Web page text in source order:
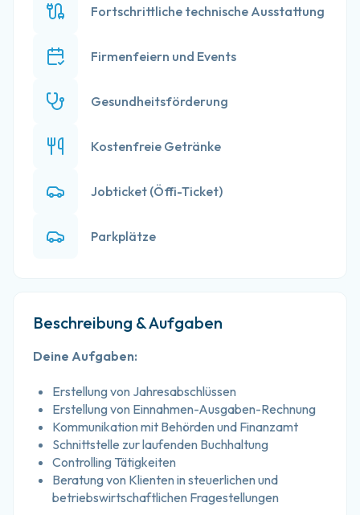
Beschreibung & Aufgaben
Deine Aufgaben:
Erstellung von Jahresabschlüssen
Erstellung von Einnahmen-Ausgaben-Rechnung
Kommunikation mit Behörden und Finanzamt
Schnittstelle zur laufenden Buchhaltung
Controlling Tätigkeiten
Beratung von Klienten in steuerlichen und
betriebswirtschaftlichen Fragestellungen
Fortschrittliche technische Ausstattung
Firmenfeiern und Events
Gesundheitsförderung
Kostenfreie Getränke
Jobticket (Öffi-Ticket)
Parkplätze